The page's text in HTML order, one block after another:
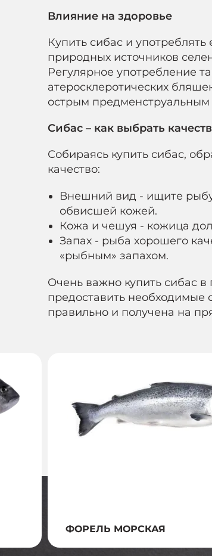
Влияние на здоровье
Купить сибас и
природных источников
Регулярное употребление
атеросклеротических
острым
Сибас – как выбрать
Собираясь купить сибас,
качество:
Внешний вид - ищите
обвисшей кожей.
Кожа и чешуя - кожица
Запах - рыба хорошего
«рыбным» запахом.
Очень важно купить сибас в
предоставить необходимые
правильно и получена на
ФОРЕЛЬ МОРСКАЯ